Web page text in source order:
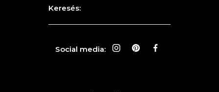
Keresés:
Social media: